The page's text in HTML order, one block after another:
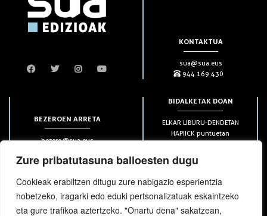
Zure pribatutasuna balioesten dugu
Cookieak erabiltzen ditugu zure nabigazio esperientzia
hobetzeko, iragarki edo eduki pertsonalizatuak eskaintzeko
eta gure trafikoa aztertzeko. "Onartu dena" sakatzean,
KONTAKTUA
sua@sua.eus
944 169 430
BEZEROEN ARRETA
bezero@sua.eus
HARPIDETZAK
BIDALKETAK DOAN
ELKAR LIBURU-DENDETAN
HAPIICK puntuetan
(soilik penintsulan)